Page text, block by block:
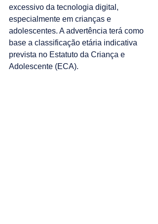
excessivo da tecnologia digital,
especialmente em crianças e
adolescentes. A advertência terá como
base a classificação etária indicativa
prevista no Estatuto da Criança e
Adolescente (ECA).